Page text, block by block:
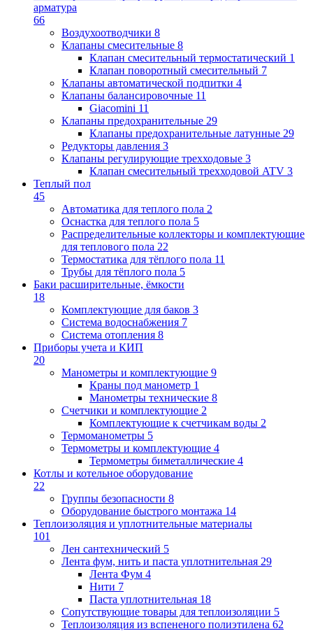
арматура
66
Воздухоотводчики 8
Клапаны cмесительные 8
Клапан cмесительный термостатический 1
Клапан поворотный cмесительный 7
Клапаны автоматической подпитки 4
Клапаны балансировочные 11
Giacomini 11
Клапаны предохранительные 29
Клапаны предохранительные латунные 29
Редукторы давления 3
Клапаны регулирующие трехходовые 3
Клапан смесительный трехходовой ATV 3
Теплый пол
45
Автоматика для теплого пола 2
Оснастка для теплого пола 5
Распределительные коллекторы и комплектующие
для теплового пола 22
Термостатика для тёплого пола 11
Трубы для тёплого пола 5
Баки расширительные, ёмкости
18
Комплектующие для баков 3
Система водоснабжения 7
Система отопления 8
Приборы учета и КИП
20
Манометры и комплектующие 9
Краны под манометр 1
Манометры технические 8
Счетчики и комплектующие 2
Комплектующие к счетчикам воды 2
Термоманометры 5
Термометры и комплектующие 4
Термометры биметаллические 4
Котлы и котельное оборудование
22
Группы безопасности 8
Оборудование быстрого монтажа 14
Теплоизоляция и уплотнительные материалы
101
Лен сантехнический 5
Лента фум, нить и паста уплотнительная 29
Лента Фум 4
Нити 7
Паста уплотнительная 18
Сопутствующие товары для теплоизоляции 5
Теплоизоляция из вспененого полиэтилена 62